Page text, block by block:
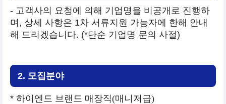
- 고객사의 요청에 의해 기업명을 비공개로 진행하
며, 상세 사항은 1차 서류지원 가능자에 한해 안내
해 드리겠습니다. (*단순 기업명 문의 사절)
2. 모집분야
* 하이엔드 브랜드 매장직(매니저급)